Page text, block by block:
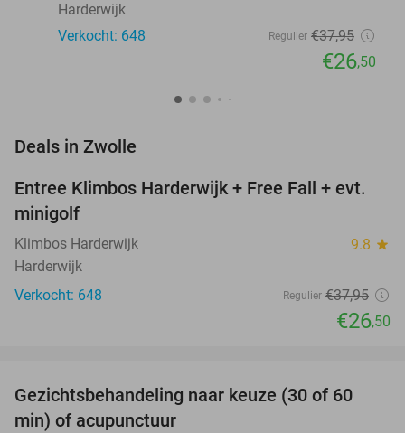
Harderwijk
Verkocht: 648
Regulier €37,95
€26,50
Deals in Zwolle
30%
Entree Klimbos Harderwijk + Free Fall + evt.
minigolf
Klimbos Harderwijk 9.8 star
Harderwijk
Verkocht: 648
Regulier €37,95
€26,50
55%
TODAY
Gezichtsbehandeling naar keuze (30 of 60
min) of acupunctuur